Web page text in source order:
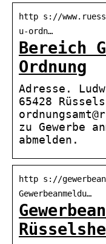
http s://
u-ordn…
Bereich
Ordnung
Adresse.
65428
zu Gewerbe
abmelden.
http s://
Gewerbeanmeldu…